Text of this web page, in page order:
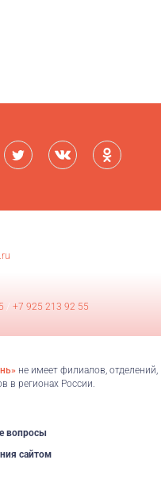
+7 925 213 92 55
не имеет филиалов, отделений,
в регионах России.
вопросы
сайтом